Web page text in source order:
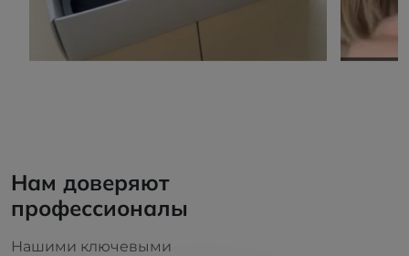
Нам доверяют
профессионалы
Нашими ключевыми